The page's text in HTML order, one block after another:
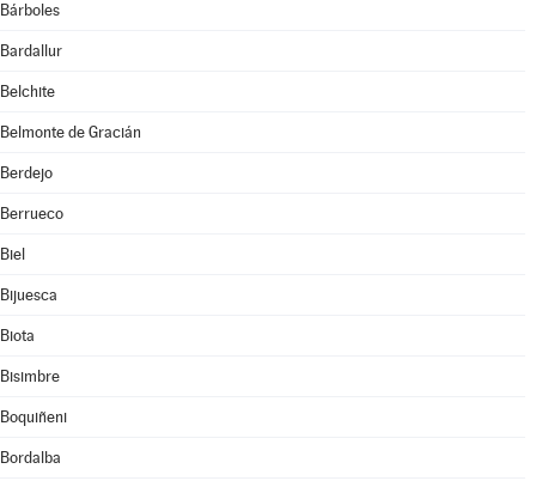
Bárboles
Bardallur
Belchite
Belmonte de Gracián
Berdejo
Berrueco
Biel
Bijuesca
Biota
Bisimbre
Boquiñeni
Bordalba